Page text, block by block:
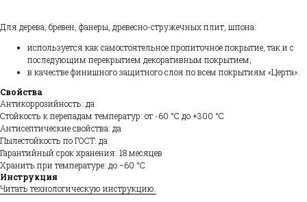
Для дерева, бревен, фанеры, древесно-стружечных плит, шпона:
используется как самостоятельное пропиточное покрытие, так и с
последующим перекрытием декоративным покрытием,
в качестве финишного защитного слоя по всем покрытиям «Церта».
Свойства
Антикоррозийность: да
Стойкость к перепадам температур: от -60 °С до +300 °С
Антисептические свойства: да
Пылестойкость по ГОСТ: да
Гарантийный срок хранения: 18 месяцев
Хранить при температуре: до −60 °С
Инструкция
Читать технологическую инструкцию.